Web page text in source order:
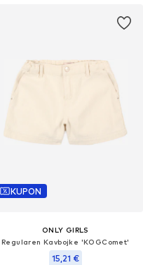
KUPON
ONLY GIRLS
Regularen Kavbojke 'KOGComet'
15,21 €